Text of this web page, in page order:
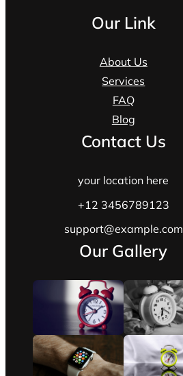
Our Link
About Us
Services
FAQ
Blog
Contact Us
your location here
+12 3456789123
support@example.com
Our Gallery